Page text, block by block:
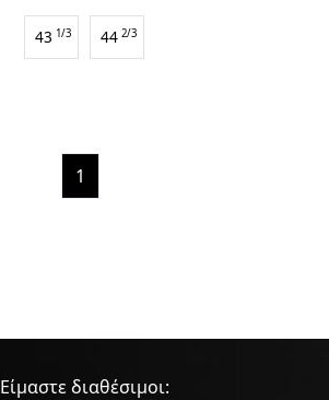
43 1/3 44 2/3
1
Είμαστε διαθέσιμοι: